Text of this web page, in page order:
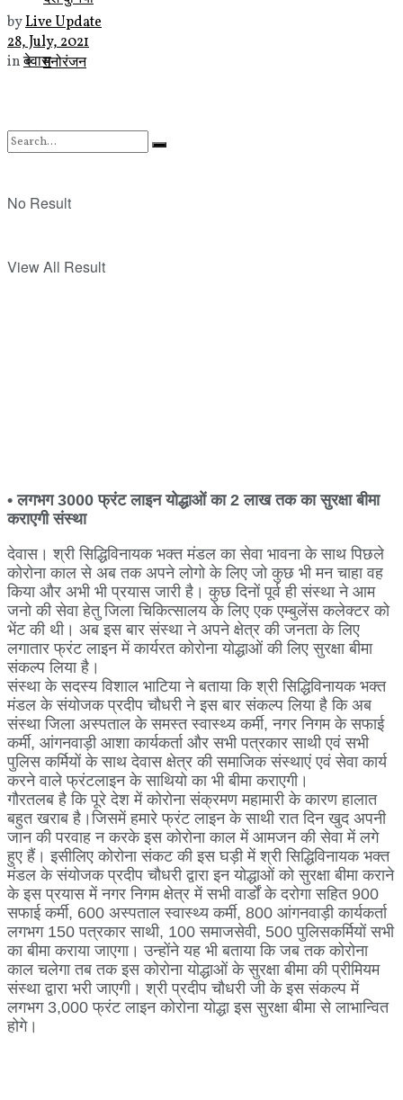
मनोरंजन
No Result
View All Result
byLive Update
28, July, 2021
inदेवास
• लगभग 3000 फ्रंट लाइन योद्धाओं का 2 लाख तक का सुरक्षा बीमा
कराएगी संस्था
देवास। श्री सिद्धिविनायक भक्त मंडल का सेवा भावना के साथ पिछले
कोरोना काल से अब तक अपने लोगो के लिए जो कुछ भी मन चाहा वह
किया और अभी भी प्रयास जारी है। कुछ दिनों पूर्व ही संस्था ने आम
जनो की सेवा हेतु जिला चिकित्सालय के लिए एक एम्बुलेंस कलेक्टर को
भेंट की थी। अब इस बार संस्था ने अपने क्षेत्र की जनता के लिए
लगातार फ्रंट लाइन में कार्यरत कोरोना योद्धाओं की लिए सुरक्षा बीमा
संकल्प लिया है।
संस्था के सदस्य विशाल भाटिया ने बताया कि श्री सिद्धिविनायक भक्त
मंडल के संयोजक प्रदीप चौधरी ने इस बार संकल्प लिया है कि अब
संस्था जिला अस्पताल के समस्त स्वास्थ्य कर्मी, नगर निगम के सफाई
कर्मी, आंगनवाड़ी आशा कार्यकर्ता और सभी पत्रकार साथी एवं सभी
पुलिस कर्मियों के साथ देवास क्षेत्र की समाजिक संस्थाएं एवं सेवा कार्य
करने वाले फ्रंटलाइन के साथियो का भी बीमा कराएगी।
गौरतलब है कि पूरे देश में कोरोना संक्रमण महामारी के कारण हालात
बहुत खराब है।जिसमें हमारे फ्रंट लाइन के साथी रात दिन खुद अपनी
जान की परवाह न करके इस कोरोना काल में आमजन की सेवा में लगे
हुए हैं। इसीलिए कोरोना संकट की इस घड़ी में श्री सिद्धिविनायक भक्त
मंडल के संयोजक प्रदीप चौधरी द्वारा इन योद्धाओं को सुरक्षा बीमा कराने
के इस प्रयास में नगर निगम क्षेत्र में सभी वार्डों के दरोगा सहित 900
सफाई कर्मी, 600 अस्पताल स्वास्थ्य कर्मी, 800 आंगनवाड़ी कार्यकर्ता
लगभग 150 पत्रकार साथी, 100 समाजसेवी, 500 पुलिसकर्मियों सभी
का बीमा कराया जाएगा। उन्होंने यह भी बताया कि जब तक कोरोना
काल चलेगा तब तक इस कोरोना योद्धाओं के सुरक्षा बीमा की प्रीमियम
संस्था द्वारा भरी जाएगी। श्री प्रदीप चौधरी जी के इस संकल्प में
लगभग 3,000 फ्रंट लाइन कोरोना योद्धा इस सुरक्षा बीमा से लाभान्वित
होगे।